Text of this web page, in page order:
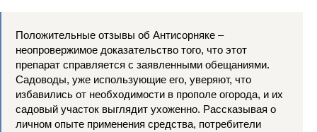
Положительные отзывы об Антисорняке –
неопровержимое доказательство того, что этот
препарат справляется с заявленными обещаниями.
Садоводы, уже использующие его, уверяют, что
избавились от необходимости в прополе огорода, и их
садовый участок выглядит ухоженно. Рассказывая о
личном опыте применения средства, потребители